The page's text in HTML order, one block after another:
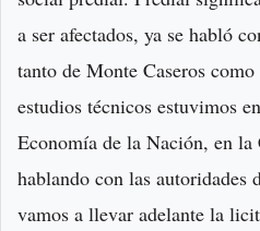
a ser afectados, ya se habló
tanto de Monte Caseros
estudios técnicos estuvimos
Economía de la Nación, en
hablando con las autoridades
vamos a llevar adelante la